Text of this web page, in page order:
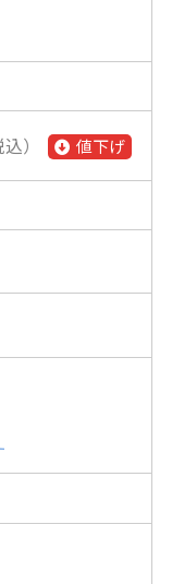
込） 値下げ